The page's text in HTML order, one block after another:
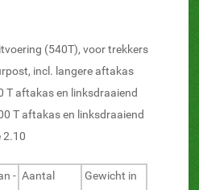
(540T), voor trekkers
incl. langere aftakas
T aftakas en linksdraaiend
T aftakas en linksdraaiend
2.10
- Aantal
Gewicht in